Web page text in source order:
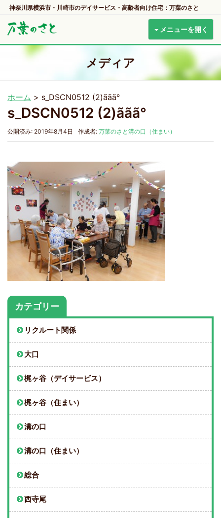
神奈川県横浜市・川崎市のデイサービス・高齢者向け住宅：万葉のさと
メニューを開く
メディア
ホーム > s_DSCN0512 (2)ãã­ã°
s_DSCN0512 (2)ãã­ã°
公開済み: 2019年8月4日 作成者: 万葉のさと溝の口（住まい）
カテゴリー
リクルート関係
大口
梶ヶ谷（デイサービス）
梶ヶ谷（住まい）
溝の口
溝の口（住まい）
総合
西寺尾